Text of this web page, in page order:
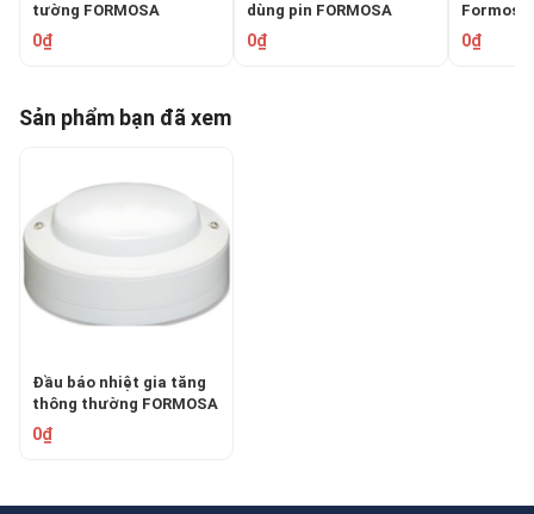
tường FORMOSA
JIC‑678A
0₫
dùng pin FORMOSA
FMD‑RD998
0₫
Formosa
0₫
Sản phẩm bạn đã xem
Đầu báo nhiệt gia tăng
thông thường FORMOSA
FMD-306A
0₫